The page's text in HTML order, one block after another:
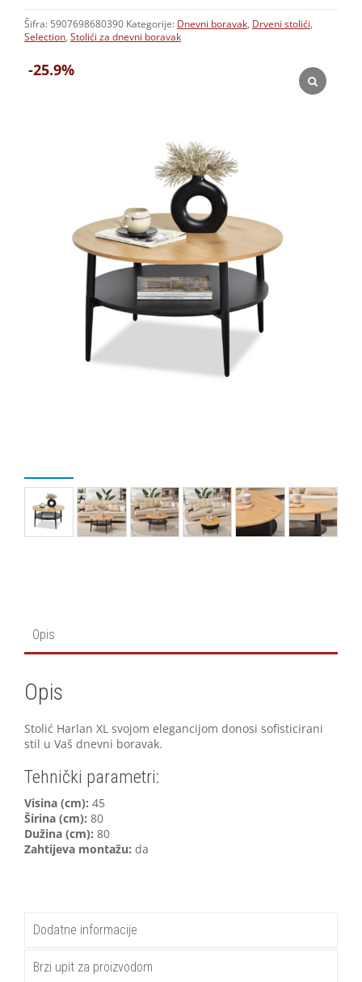
-25.9%
Šifra: 5907698680390 Kategorije: Dnevni boravak, Drveni stolići,
Selection, Stolići za dnevni boravak
Opis
Opis
Stolić Harlan XL svojom elegancijom donosi sofisticirani
stil u Vaš dnevni boravak.
Tehnički parametri:
Visina (cm): 45
Širina (cm): 80
Dužina (cm): 80
Zahtijeva montažu: da
Dodatne informacije
Brzi upit za proizvodom